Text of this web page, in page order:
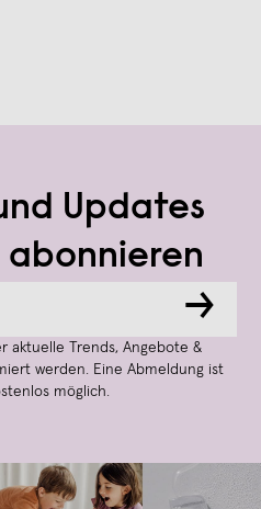
Updates
abonnieren
→
aktuelle Trends, Angebote &
werden. Eine Abmeldung ist
möglich.